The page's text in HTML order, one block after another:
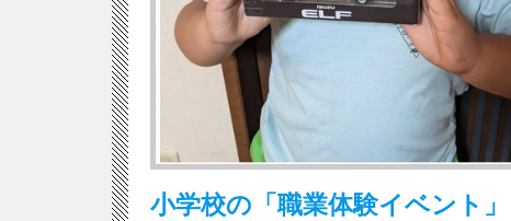
小学校の「職業体験イベント